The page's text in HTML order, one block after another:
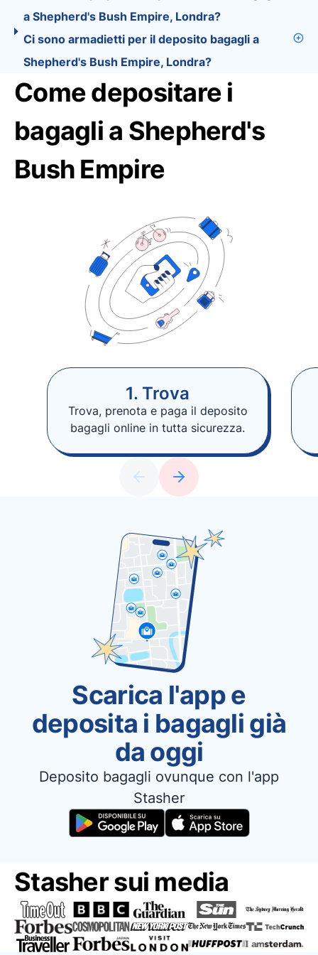
a Shepherd's Bush Empire, Londra?
Ci sono armadietti per il deposito bagagli a
Shepherd's Bush Empire, Londra?
Come depositare i
bagagli a Shepherd's
Bush Empire
1. Trova
Trova, prenota e paga il deposito
bagagli online in tutta sicurezza.
Scarica l'app e
deposita i bagagli già
da oggi
Deposito bagagli ovunque con l'app
Stasher
Stasher sui media